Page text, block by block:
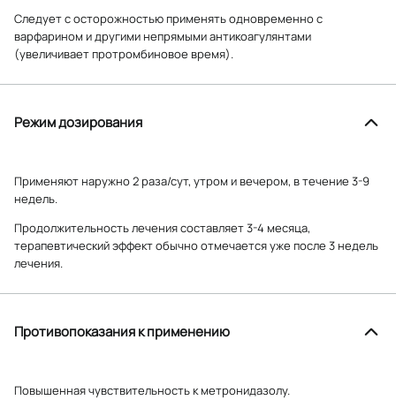
Следует с осторожностью применять одновременно с
варфарином и другими непрямыми антикоагулянтами
(увеличивает протромбиновое время).
Режим дозирования
Применяют наружно 2 раза/сут, утром и вечером, в течение 3-9
недель.
Продолжительность лечения составляет 3-4 месяца,
терапевтический эффект обычно отмечается уже после 3 недель
лечения.
Противопоказания к применению
Повышенная чувствительность к метронидазолу.